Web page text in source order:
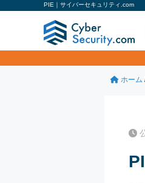
PIE｜サイバーセキュリティ.com
ホーム